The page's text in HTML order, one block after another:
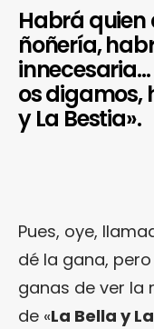
Habrá quien
ñoñería,
innecesaria…
os digamos,
y La Bestia».
Pues, oye,
dé la gana,
ganas de ver la
de «La Bella y